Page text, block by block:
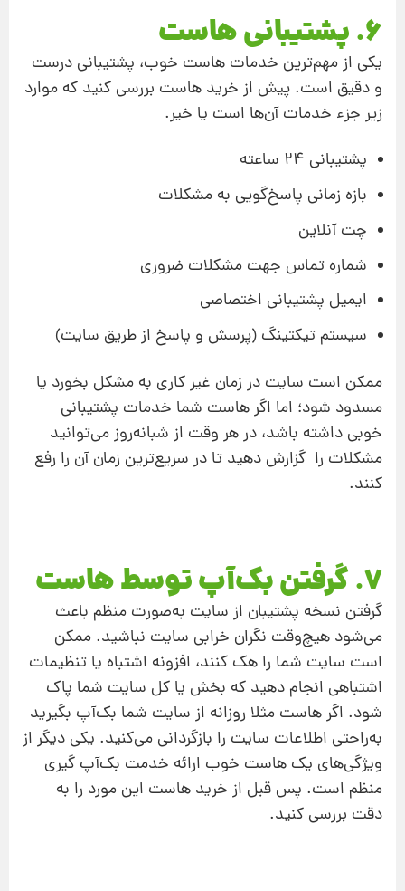
6. پشتیبانی هاست
یکی از مهم‌ترین خدمات هاست خوب، پشتیبانی درست
و دقیق است. پیش از خرید هاست بررسی کنید که موارد
زیر جزء خدمات آن‌ها است یا خیر.
پشتیبانی 24 ساعته
بازه زمانی پاسخ‌گویی به مشکلات
چت آنلاین
شماره تماس جهت مشکلات ضروری
ایمیل پشتیبانی اختصاصی
سیستم تیکتینگ (پرسش و پاسخ از طریق سایت)
ممکن است سایت در زمان غیر کاری به مشکل بخورد یا
مسدود شود؛ اما اگر هاست شما خدمات پشتیبانی
خوبی داشته باشد، در هر وقت از شبانه‌روز می‌توانید
مشکلات را گزارش دهید تا در سریع‌ترین زمان آن را رفع
کنند.
7. گرفتن بک‌آپ توسط هاست
گرفتن نسخه پشتیبان از سایت به‌صورت منظم باعث
می‌شود هیچ‌وقت نگران خرابی سایت نباشید. ممکن
است سایت شما را هک کنند، افزونه‌ اشتباه یا تنظیمات
اشتباهی انجام دهید که بخش یا کل سایت شما پاک
شود. اگر هاست مثلا روزانه از سایت شما بک‌آپ بگیرید
به‌راحتی اطلاعات سایت را بازگردانی می‌کنید. یکی دیگر از
ویژگی‌های یک هاست خوب ارائه خدمت بک‌آپ گیری
منظم است. پس قبل از خرید هاست این مورد را به
دقت بررسی کنید.